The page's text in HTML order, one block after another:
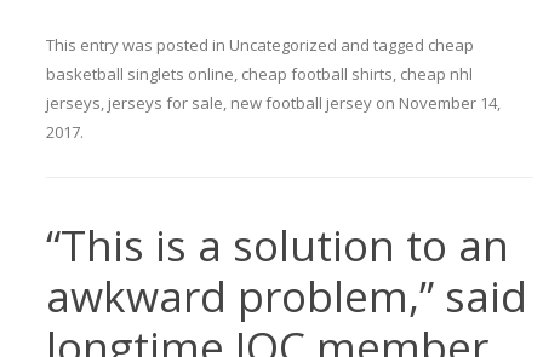
This entry was posted in Uncategorized and tagged cheap
basketball singlets online, cheap football shirts, cheap nhl
jerseys, jerseys for sale, new football jersey on November 14,
2017.
“This is a solution to an
awkward problem,” said